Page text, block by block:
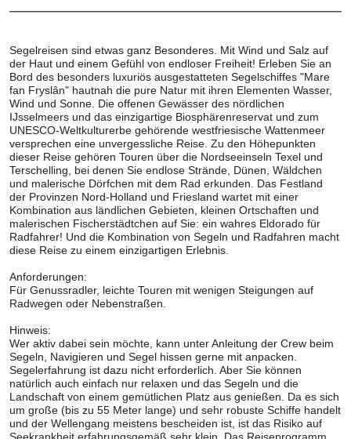
Segelreisen sind etwas ganz Besonderes. Mit Wind und Salz auf
der Haut und einem Gefühl von endloser Freiheit! Erleben Sie an
Bord des besonders luxuriös ausgestatteten Segelschiffes "Mare
fan Fryslân" hautnah die pure Natur mit ihren Elementen Wasser,
Wind und Sonne. Die offenen Gewässer des nördlichen
IJsselmeers und das einzigartige Biosphärenreservat und zum
UNESCO-Weltkulturerbe gehörende westfriesische Wattenmeer
versprechen eine unvergessliche Reise. Zu den Höhepunkten
dieser Reise gehören Touren über die Nordseeinseln Texel und
Terschelling, bei denen Sie endlose Strände, Dünen, Wäldchen
und malerische Dörfchen mit dem Rad erkunden. Das Festland
der Provinzen Nord-Holland und Friesland wartet mit einer
Kombination aus ländlichen Gebieten, kleinen Ortschaften und
malerischen Fischerstädtchen auf Sie: ein wahres Eldorado für
Radfahrer! Und die Kombination von Segeln und Radfahren macht
diese Reise zu einem einzigartigen Erlebnis.
Anforderungen:
Für Genussradler, leichte Touren mit wenigen Steigungen auf
Radwegen oder Nebenstraßen.
Hinweis:
Wer aktiv dabei sein möchte, kann unter Anleitung der Crew beim
Segeln, Navigieren und Segel hissen gerne mit anpacken.
Segelerfahrung ist dazu nicht erforderlich. Aber Sie können
natürlich auch einfach nur relaxen und das Segeln und die
Landschaft von einem gemütlichen Platz aus genießen. Da es sich
um große (bis zu 55 Meter lange) und sehr robuste Schiffe handelt
und der Wellengang meistens bescheiden ist, ist das Risiko auf
Seekrankheit erfahrungsgemäß sehr klein. Das Reiseprogramm